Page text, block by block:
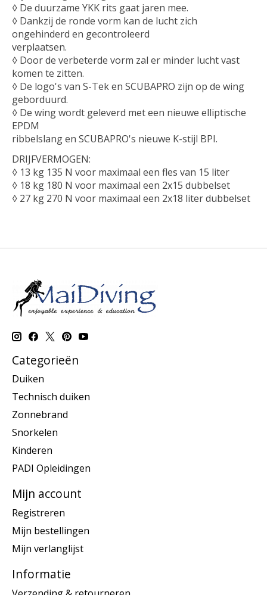
◊ De duurzame YKK rits gaat jaren mee.
◊ Dankzij de ronde vorm kan de lucht zich
ongehinderd en gecontroleerd
verplaatsen.
◊ Door de verbeterde vorm zal er minder lucht vast
komen te zitten.
◊ De logo's van S-Tek en SCUBAPRO zijn op de wing
geborduurd.
◊ De wing wordt geleverd met een nieuwe elliptische
EPDM
ribbelslang en SCUBAPRO's nieuwe K-stijl BPI.
DRIJFVERMOGEN:
◊ 13 kg 135 N voor maximaal een fles van 15 liter
◊ 18 kg 180 N voor maximaal een 2x15 dubbelset
◊ 27 kg 270 N voor maximaal een 2x18 liter dubbelset
Categorieën
Duiken
Technisch duiken
Zonnebrand
Snorkelen
Kinderen
PADI Opleidingen
Mijn account
Registreren
Mijn bestellingen
Mijn verlanglijst
Informatie